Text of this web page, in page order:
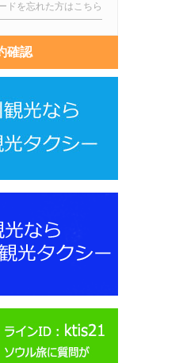
ておすすめ。 味と栄養を考え
ドを忘れた方はこちら
確認